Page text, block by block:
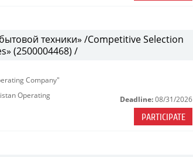
техники» /Competitive Selection
(2500004468) /
Company"
Operating
Deadline: 08/31/2026
PARTICIPATE